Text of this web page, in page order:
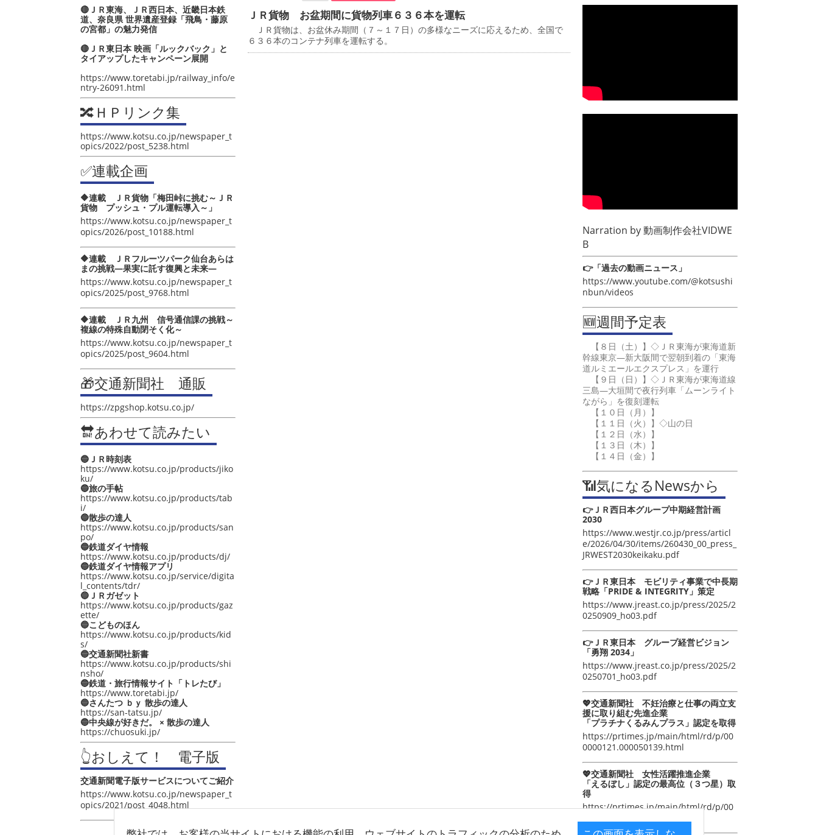
🔴ＪＲ東海、ＪＲ西日本、近畿日本鉄
道、奈良県 世界遺産登録「飛鳥・藤原
の宮都」の魅力発信
🔴ＪＲ東日本 映画「ルックバック」と
タイアップしたキャンペーン展開
https://www.toretabi.jp/railway_info/e
ntry-26091.html
🔀ＨＰリンク集
https://www.kotsu.co.jp/newspaper_t
opics/2022/post_5238.html
✅連載企画
🔶連載 ＪＲ貨物「梅田峠に挑む～ＪＲ
貨物 プッシュ・プル運転導入～」
https://www.kotsu.co.jp/newspaper_t
opics/2026/post_10188.html
🔶連載 ＪＲフルーツパーク仙台あらは
まの挑戦―果実に託す復興と未来―
https://www.kotsu.co.jp/newspaper_t
opics/2025/post_9768.html
🔶連載 ＪＲ九州 信号通信課の挑戦～
複線の特殊自動閉そく化～
https://www.kotsu.co.jp/newspaper_t
opics/2025/post_9604.html
🎁交通新聞社 通販
https://zpgshop.kotsu.co.jp/
🔛あわせて読みたい
🔵ＪＲ時刻表
https://www.kotsu.co.jp/products/jiko
ku/
🔵旅の手帖
https://www.kotsu.co.jp/products/tab
i/
🔵散歩の達人
https://www.kotsu.co.jp/products/san
po/
🔵鉄道ダイヤ情報
https://www.kotsu.co.jp/products/dj/
🔵鉄道ダイヤ情報アプリ
https://www.kotsu.co.jp/service/digita
l_contents/tdr/
🔵ＪＲガゼット
https://www.kotsu.co.jp/products/gaz
ette/
🔵こどものほん
https://www.kotsu.co.jp/products/kid
s/
🔵交通新聞社新書
https://www.kotsu.co.jp/products/shi
nsho/
🔵鉄道・旅行情報サイト「トレたび」
https://www.toretabi.jp/
🔵さんたつ ｂｙ 散歩の達人
https://san-tatsu.jp/
🔵中央線が好きだ。 × 散歩の達人
https://chuosuki.jp/
👆おしえて！ 電子版
交通新聞電子版サービスについてご紹介
https://www.kotsu.co.jp/newspaper_t
opics/2021/post_4048.html
ＪＲ貨物 お盆期間に貨物列車６３６本を運転
ＪＲ貨物は、お盆休み期間（７～１７日）の多様なニーズに応えるため、全国で
６３６本のコンテナ列車を運転する。
Narration by動画制作会社VIDWE
B
👉「過去の動画ニュース」
https://www.youtube.com/@kotsushi
nbun/videos
🆕週間予定表
【８日（土）】◇ＪＲ東海が東海道新
幹線東京―新大阪間で翌朝到着の「東海
道ルミエールエクスプレス」を運行
【９日（日）】◇ＪＲ東海が東海道線
三島―大垣間で夜行列車「ムーンライト
ながら」を復刻運転
【１０日（月）】
【１１日（火）】◇山の日
【１２日（水）】
【１３日（木）】
【１４日（金）】
📶気になるNewsから
👉ＪＲ西日本グループ中期経営計画
2030
https://www.westjr.co.jp/press/articl
e/2026/04/30/items/260430_00_press_
JRWEST2030keikaku.pdf
👉ＪＲ東日本 モビリティ事業で中長期
戦略「PRIDE & INTEGRITY」策定
https://www.jreast.co.jp/press/2025/2
0250909_ho03.pdf
👉ＪＲ東日本 グループ経営ビジョン
「勇翔 2034」
https://www.jreast.co.jp/press/2025/2
0250701_ho03.pdf
💖交通新聞社 不妊治療と仕事の両立支
援に取り組む先進企業
「プラチナくるみんプラス」認定を取得
https://prtimes.jp/main/html/rd/p/00
0000121.000050139.html
💖交通新聞社 女性活躍推進企業
「えるぼし」認定の最高位（３つ星）取
得
https://prtimes.jp/main/html/rd/p/00